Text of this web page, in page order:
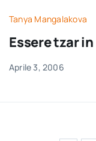
Tanya Mangalakova
Essere tzar
Aprile 3, 2006